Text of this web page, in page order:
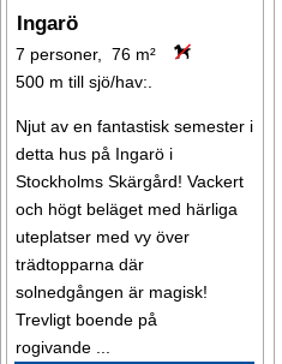
Ingarö
7 personer, 76 m²
500 m till sjö/hav:.
Njut av en fantastisk semester i
detta hus på Ingarö i
Stockholms Skärgård! Vackert
och högt beläget med härliga
uteplatser med vy över
trädtopparna där
solnedgången är magisk!
Trevligt boende på
rogivande ...